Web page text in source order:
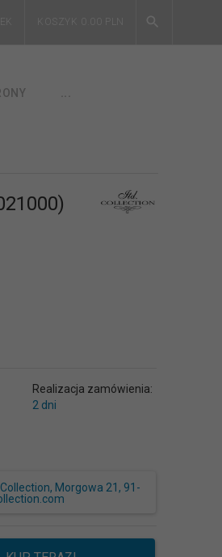
KOSZYK
Realizacja zamówienia:
2 dni
Morgowa 21, 91-